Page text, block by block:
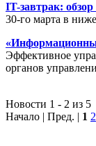
IT-завтрак:
30-го марта в
Эффективное
органов
Новости 1 - 2 из 5
Начало | Пред. | 1 2